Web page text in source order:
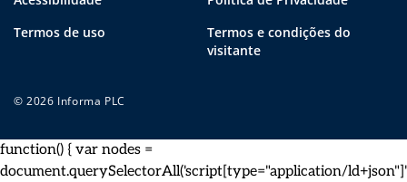
Termos de uso
Termos e condições do
visitante
© 2026 Informa PLC
function() { var nodes =
document.querySelectorAll('script[type="application/